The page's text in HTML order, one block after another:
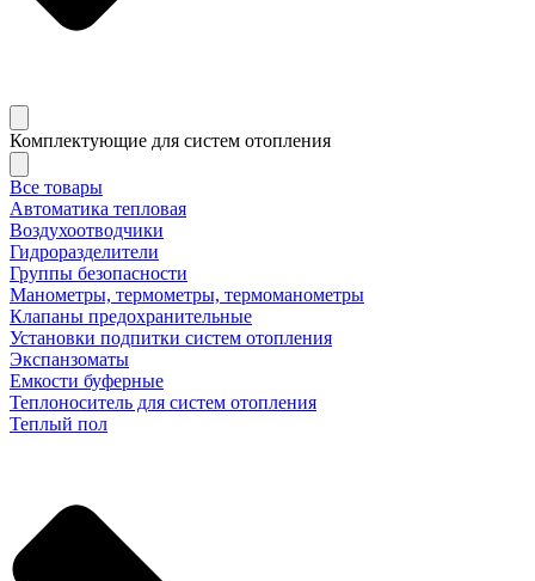
Комплектующие для систем отопления
Все товары
Автоматика тепловая
Воздухоотводчики
Гидроразделители
Группы безопасности
Манометры, термометры, термоманометры
Клапаны предохранительные
Установки подпитки систем отопления
Экспанзоматы
Емкости буферные
Теплоноситель для систем отопления
Теплый пол